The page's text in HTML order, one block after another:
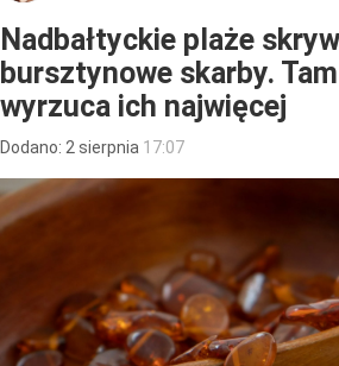
Nadbałtyckie plaże
bursztynowe skarby.
wyrzuca ich najwięcej
Dodano: 2 sierpnia 17:07